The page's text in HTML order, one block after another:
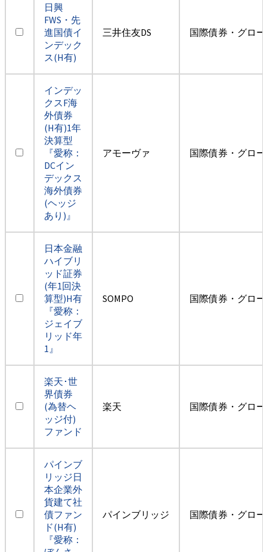
日興
FWS・先
進国債イ
ンデック
ス(H有)
三井住友DS 国際債券・グロ
インデッ
クスF海
外債券
(H有)1年
決算型
『愛称：
DCイン
デックス
海外債券
(ヘッジ
あり)』
アモーヴァ 国際債券・グロ
日本金融
ハイブリ
ッド証券
(年1回決
算型)H有
『愛称：
ジェイブ
リッド年
1』
SOMPO 国際債券・グロ
楽天･世
界債券
(為替ヘ
ッジ付)
ファンド
楽天 国際債券・グロ
パインブ
リッジ日
本企業外
貨建て社
債ファン
ド(H有)
『愛称：
パインブリッジ 国際債券・グロ